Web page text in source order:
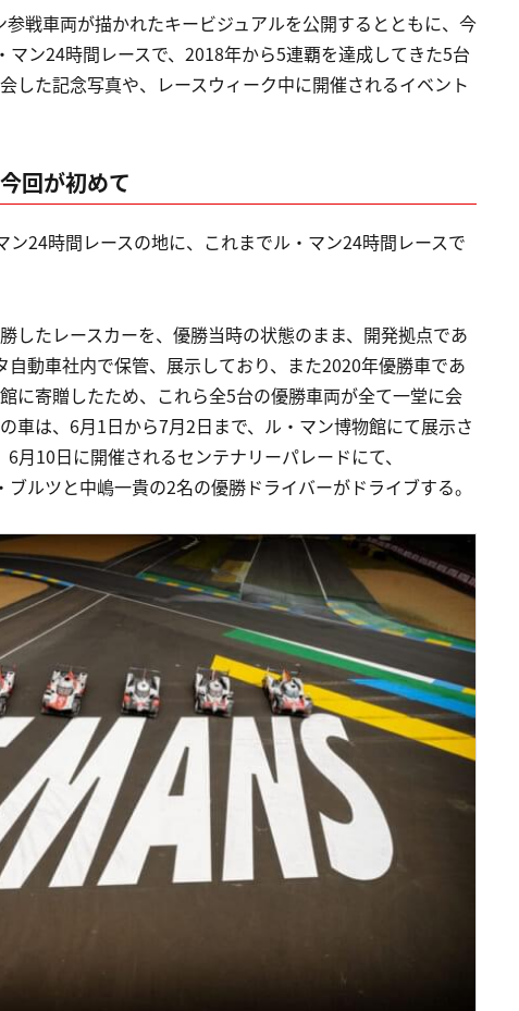
戦車両が描かれたキービジュアルを公開するとともに、今
ン24時間レースで、2018年から5連覇を達成してきた5台
した記念写真や、レースウィーク中に開催されるイベント
回が初めて
24時間レースの地に、これまでル・マン24時間レースで
したレースカーを、優勝当時の状態のまま、開発拠点であ
自動車社内で保管、展示しており、また2020年優勝車であ
に寄贈したため、これら全5台の優勝車両が全て一堂に会
車は、6月1日から7月2日まで、ル・マン博物館にて展示さ
10日に開催されるセンテナリーパレードにて、
ルツと中嶋一貴の2名の優勝ドライバーがドライブする。